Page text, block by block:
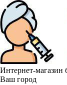
Интернет-магазин
Ваш город